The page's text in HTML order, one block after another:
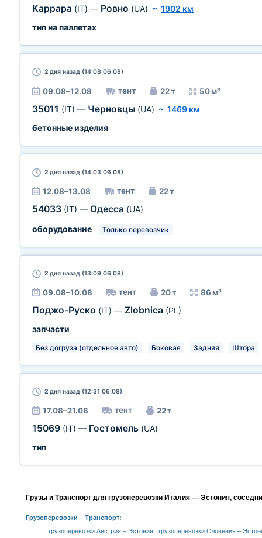
Каррара (IT) — Ровно (UA) ~ 1902 км
тнп на паллетах
2 дня назад (14:08 06.08)
09.08–12.08 тент 22 т 50 м³
35011 (IT) — Черновцы (UA) ~ 1469 км
бетонные изделия
2 дня назад (14:03 06.08)
12.08–13.08 тент 22 т
54033 (IT) — Одесса (UA)
оборудование
Только перевозчик
2 дня назад (13:09 06.08)
09.08–10.08 тент 20 т 86 м³
Поджо-Руско (IT) — Zlobnica (PL)
запчасти
Без догруза (отдельное авто) Боковая Задняя Штора
2 дня назад (12:31 06.08)
17.08–21.08 тент 22 т
15069 (IT) — Гостомель (UA)
тнп
Грузы и Транспорт для грузоперевозки Италия — Эстония,
Грузоперевозки – Транспорт:
грузоперевозки Австрия – Эстония|
грузоперевозки Словения –